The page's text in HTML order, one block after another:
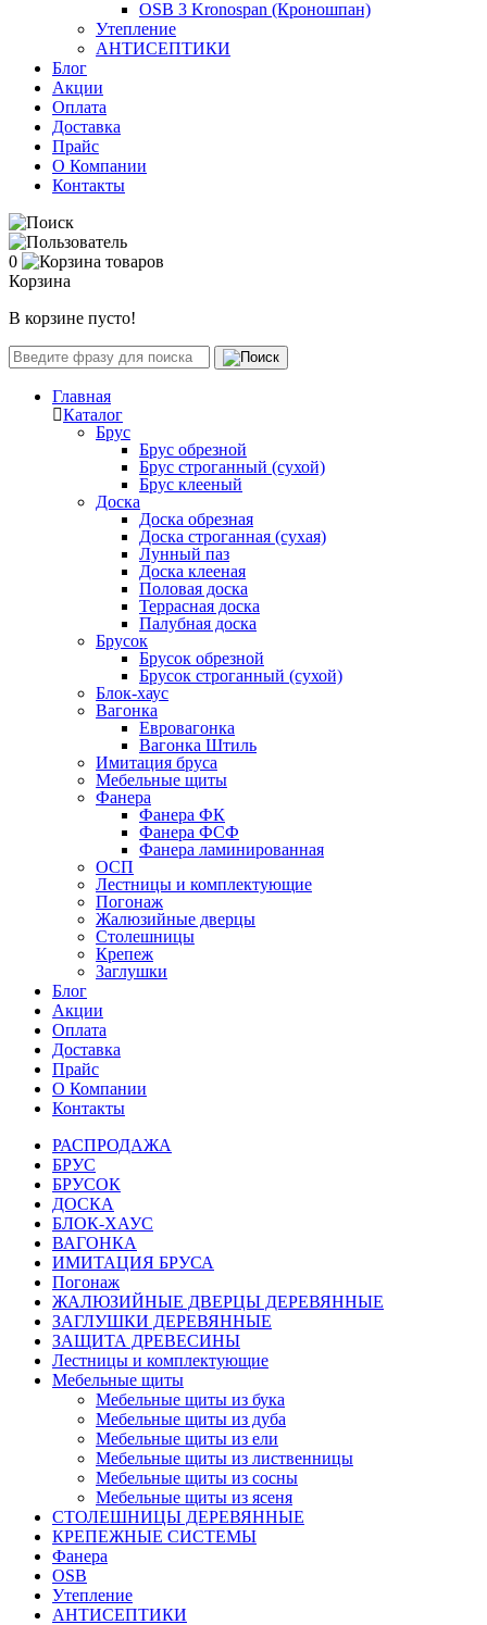
OSB 3 Kronospan (Кроношпан)
Утепление
АНТИСЕПТИКИ
Блог
Акции
Оплата
Доставка
Прайс
О Компании
Контакты
0
Корзина
В корзине пусто!
Главная
Каталог
Брус
Брус обрезной
Брус строганный (сухой)
Брус клееный
Доска
Доска обрезная
Доска строганная (сухая)
Лунный паз
Доска клееная
Половая доска
Террасная доска
Палубная доска
Брусок
Брусок обрезной
Брусок строганный (сухой)
Блок-хаус
Вагонка
Евровагонка
Вагонка Штиль
Имитация бруса
Мебельные щиты
Фанера
Фанера ФК
Фанера ФСФ
Фанера ламинированная
ОСП
Лестницы и комплектующие
Погонаж
Жалюзийные дверцы
Столешницы
Крепеж
Заглушки
Блог
Акции
Оплата
Доставка
Прайс
О Компании
Контакты
РАСПРОДАЖА
БРУС
БРУСОК
ДОСКА
БЛОК-ХАУС
ВАГОНКА
ИМИТАЦИЯ БРУСА
Погонаж
ЖАЛЮЗИЙНЫЕ ДВЕРЦЫ ДЕРЕВЯННЫЕ
ЗАГЛУШКИ ДЕРЕВЯННЫЕ
ЗАЩИТА ДРЕВЕСИНЫ
Лестницы и комплектующие
Мебельные щиты
Мебельные щиты из бука
Мебельные щиты из дуба
Мебельные щиты из ели
Мебельные щиты из лиственницы
Мебельные щиты из сосны
Мебельные щиты из ясеня
СТОЛЕШНИЦЫ ДЕРЕВЯННЫЕ
КРЕПЕЖНЫЕ СИСТЕМЫ
Фанера
OSB
Утепление
АНТИСЕПТИКИ